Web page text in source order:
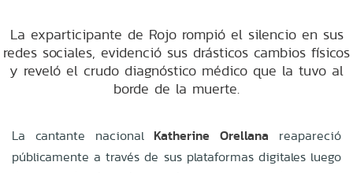
La exparticipante de Rojo rompió el silencio en sus
redes sociales, evidenció sus drásticos cambios físicos
y reveló el crudo diagnóstico médico que la tuvo al
borde de la muerte.
La cantante nacional Katherine Orellana reapareció
públicamente a través de sus plataformas digitales luego